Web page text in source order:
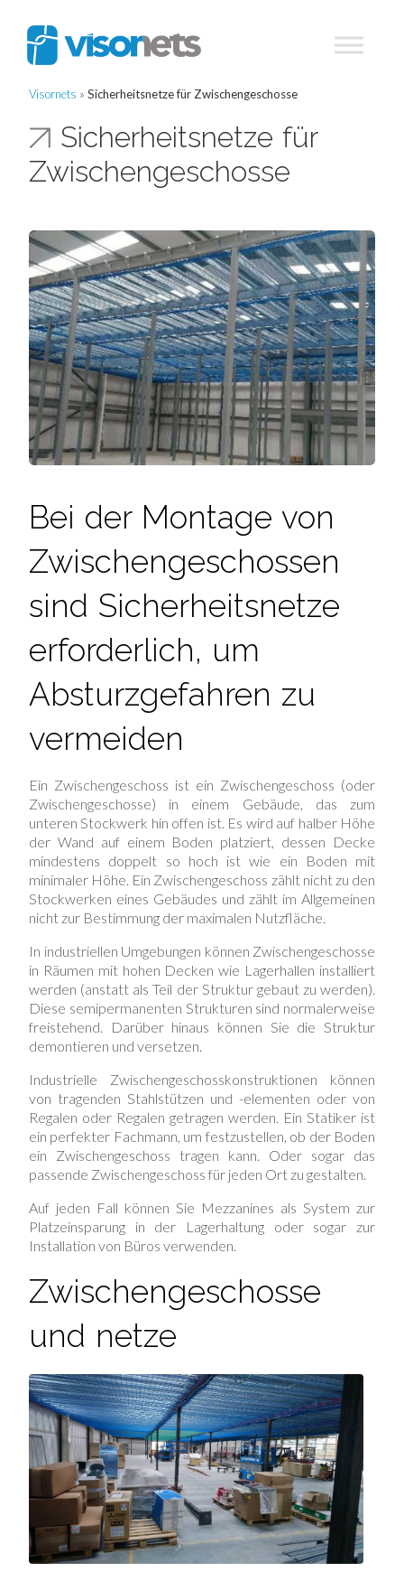
Visornets » Sicherheitsnetze für Zwischengeschosse
Sicherheitsnetze für
Zwischengeschosse
Bei der Montage von
Zwischengeschossen
sind Sicherheitsnetze
erforderlich, um
Absturzgefahren zu
vermeiden
Ein Zwischengeschoss ist ein Zwischengeschoss (oder
Zwischengeschosse) in einem Gebäude, das zum
unteren Stockwerk hin offen ist. Es wird auf halber Höhe
der Wand auf einem Boden platziert, dessen Decke
mindestens doppelt so hoch ist wie ein Boden mit
minimaler Höhe. Ein Zwischengeschoss zählt nicht zu den
Stockwerken eines Gebäudes und zählt im Allgemeinen
nicht zur Bestimmung der maximalen Nutzfläche.
In industriellen Umgebungen können Zwischengeschosse
in Räumen mit hohen Decken wie Lagerhallen installiert
werden (anstatt als Teil der Struktur gebaut zu werden).
Diese semipermanenten Strukturen sind normalerweise
freistehend. Darüber hinaus können Sie die Struktur
demontieren und versetzen.
Industrielle Zwischengeschosskonstruktionen können
von tragenden Stahlstützen und -elementen oder von
Regalen oder Regalen getragen werden. Ein Statiker ist
ein perfekter Fachmann, um festzustellen, ob der Boden
ein Zwischengeschoss tragen kann. Oder sogar das
passende Zwischengeschoss für jeden Ort zu gestalten.
Auf jeden Fall können Sie Mezzanines als System zur
Platzeinsparung in der Lagerhaltung oder sogar zur
Installation von Büros verwenden.
Zwischengeschosse
und netze